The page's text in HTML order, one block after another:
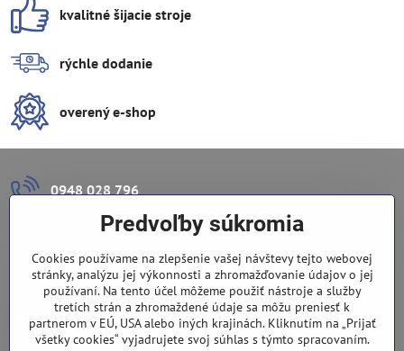
kvalitné šijacie stroje
rýchle dodanie
overený e-shop
0948 028 796
info​@lazuli​.sk
Lazuli s​.r​.o​.
Predajňa
Predvoľby súkromia
Cookies používame na zlepšenie vašej návštevy tejto webovej
stránky, analýzu jej výkonnosti a zhromažďovanie údajov o jej
používaní. Na tento účel môžeme použiť nástroje a služby
tretích strán a zhromaždené údaje sa môžu preniesť k
partnerom v EÚ, USA alebo iných krajinách. Kliknutím na „Prijať
všetky cookies“ vyjadrujete svoj súhlas s týmto spracovaním.